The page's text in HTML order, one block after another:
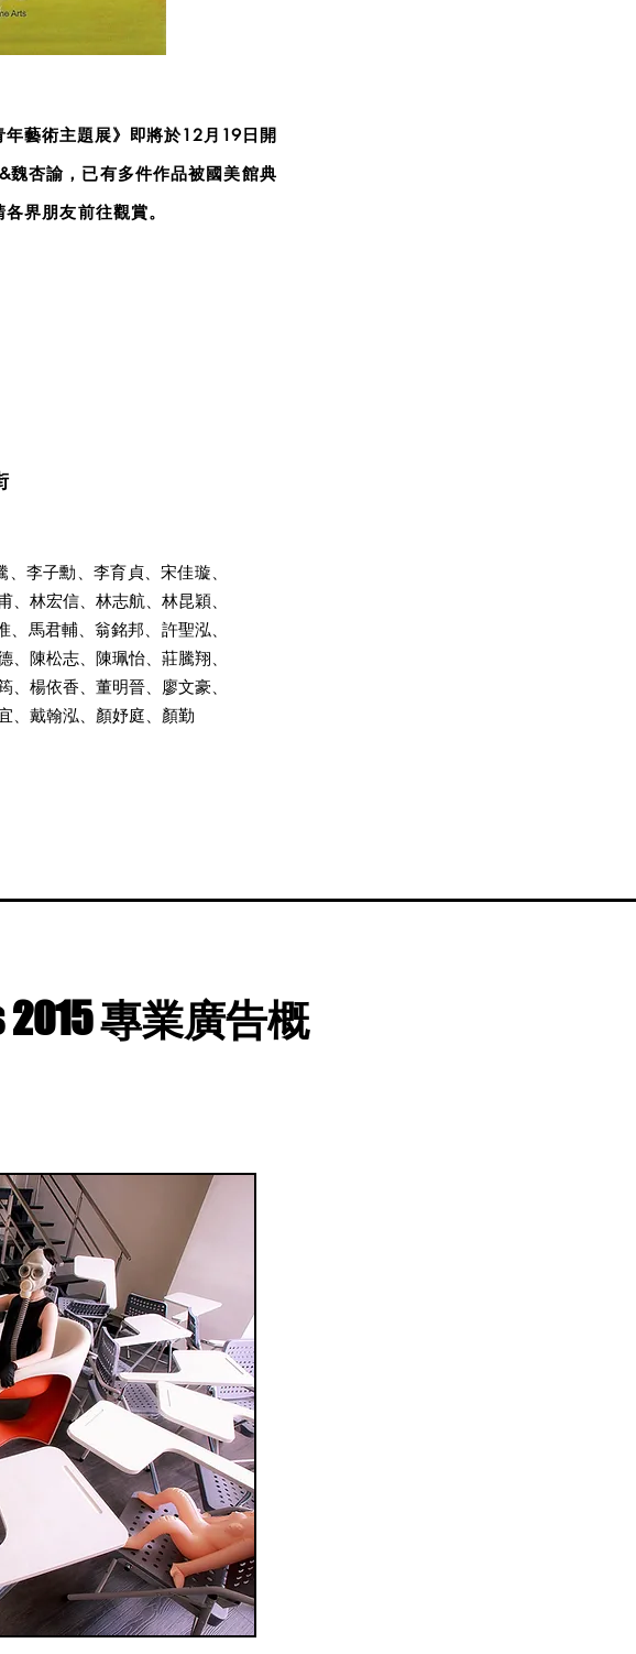
藝術主題展》即將於12月19日開
魏杏諭，已有多件作品被國美館典
界朋友前往觀賞。
李子勳、李育貞、宋佳璇、
林宏信、林志航、林昆穎、
馬君輔、翁銘邦、許聖泓、
陳松志、陳珮怡、莊騰翔、
楊依香、董明晉、廖文豪、
、戴翰泓、顏妤庭、顏勤
專業廣告概